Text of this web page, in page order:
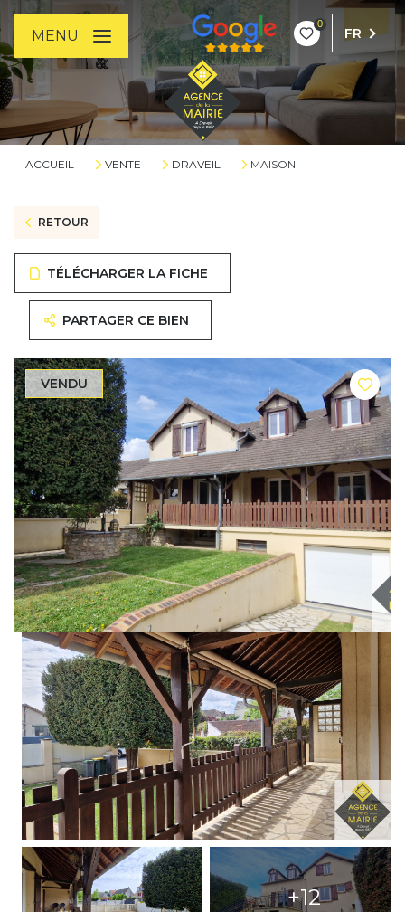
0
FR
MENU
ACCUEIL VENTE DRAVEIL MAISON
RETOUR
TÉLÉCHARGER LA FICHE
PARTAGER CE BIEN
VENDU
+12